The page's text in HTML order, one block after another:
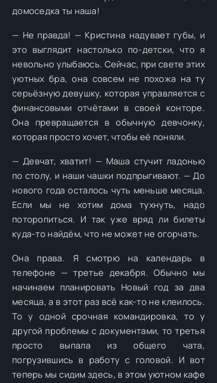
домоседка ты наша!
— Не правда! — Кристина надувает губы, и
это выглядит настолько по-детски, что я
невольно улыбаюсь. Сейчас, при свете этих
уютных бра, она совсем не похожа на ту
серьёзную девушку, которая управляется с
финансовыми отчётами в своей конторе.
Она превращается в обычную девчонку,
которая просто хочет, чтобы её поняли.
— Девчат, хватит! — Маша стучит ладонью
по столу, и наши чашки подпрыгивают. — До
нового года осталось чуть меньше месяца.
Если мы не хотим дома тухнуть, надо
поторопиться. И так уже вряд ли билеты
куда-то найдём, что не может не огорчать.
Она права. Я смотрю на календарь в
телефоне — третье декабря. Обычно мы
начинаем планировать Новый год за два
месяца, а в этот раз всё как-то не клеилось.
То у одной срочная командировка, то у
другой проблемы с документами, то третья
просто выпала из общего чата,
погрузившись в работу с головой. И вот
теперь мы сидим здесь, в этом уютном кафе